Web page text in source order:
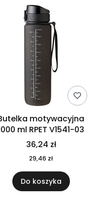
motywacyjna
ml RPET V1541-03
36,24 zł
29,46 zł
Do koszyka